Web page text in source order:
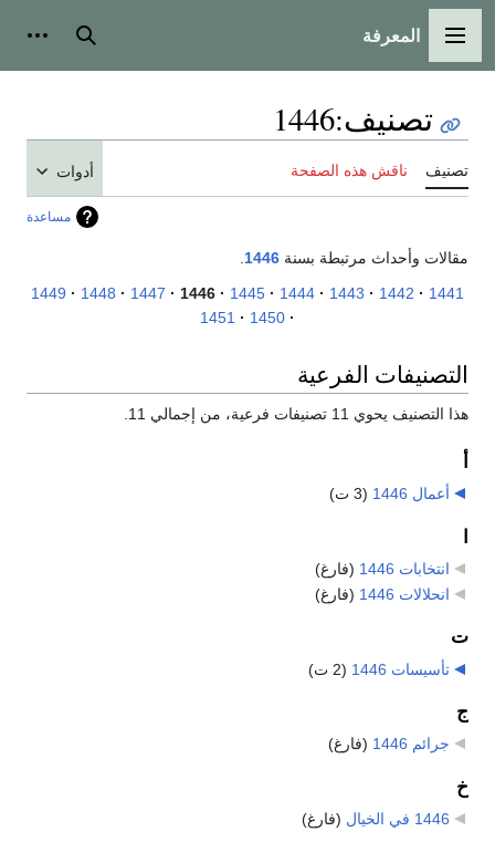
القائمة الرئيسية
المعرفة بحث
تصنيف:
1446
تصنيف ناقش هذه الصفحة أدوات
مساعدة
مقالات وأحداث مرتبطة بسنة 1446
1441
1442
1443
1444
1445
1446
1447
1448
1449
1450
1451
التصنيفات الفرعية
هذا التصنيف يحوي 11 تصنيفات فرعية، من إجمالي 11.
أعمال 1446 (3 ت)
انتخابات 1446
(فارغ)
انحلالات 1446
(فارغ)
ت
تأسيسات 1446 (2 ت)
ج
جرائم 1446 (فارغ)
خ
1446 في الخيال (فارغ)